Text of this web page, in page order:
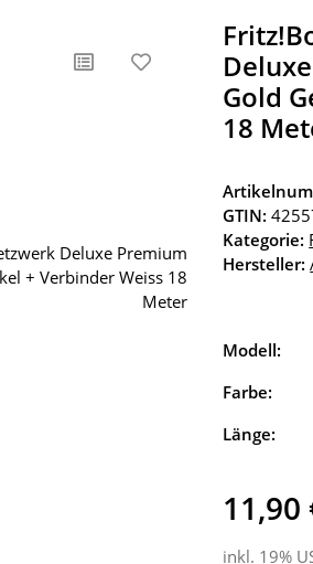
Gold
18
GTIN:
Kategorie:
Hersteller:
Modell:
Farbe:
Länge:
11,90
inkl. 19%